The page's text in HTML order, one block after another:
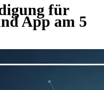
für
App am 5